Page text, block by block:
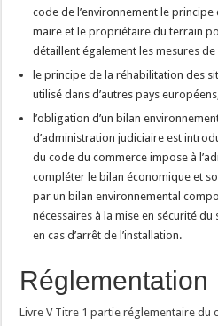
code de l’environnement le principe
maire et le propriétaire du terrain
détaillent également les mesures
le principe de la réhabilitation des
utilisé dans d’autres pays
l’obligation d’un bilan
d’administration judiciaire est
du code du commerce impose à
compléter le bilan économique et
par un bilan environnemental
nécessaires à la mise en sécurité
en cas d’arrêt de l’installation.
Réglementation
Livre V Titre 1 partie réglementaire du